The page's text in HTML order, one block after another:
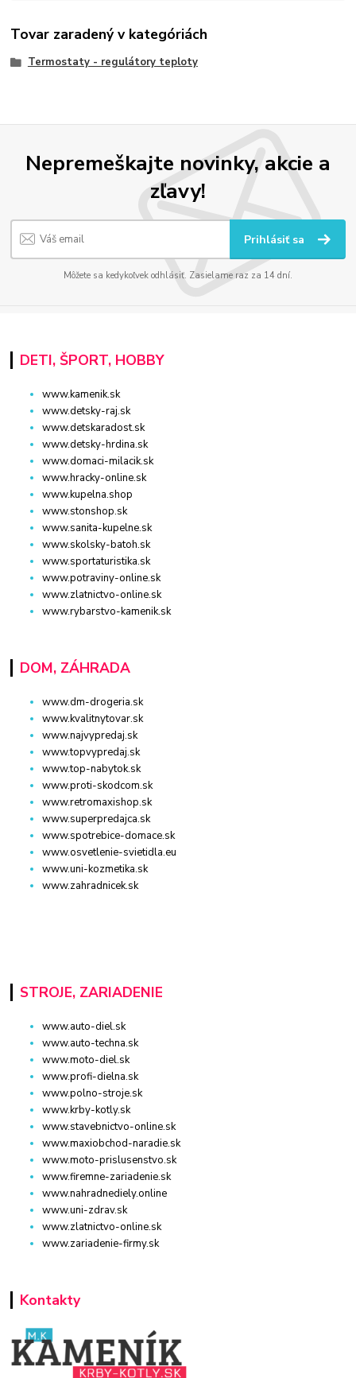
Tovar zaradený v kategóriách
Termostaty - regulátory teploty
Nepremeškajte novinky, akcie a
zľavy!
Prihlásiť sa
Môžete sa kedykoľvek odhlásiť. Zasielame raz za 14 dní.
DETI, ŠPORT, HOBBY
www.kamenik.sk
www.detsky-raj.sk
www.detskaradost.sk
www.detsky-hrdina.sk
www.domaci-milacik.sk
www.hracky-online.sk
www.kupelna.shop
www.stonshop.sk
www.sanita-kupelne.sk
www.skolsky-batoh.sk
www.sportaturistika.sk
www.potraviny-online.sk
www.zlatnictvo-online.sk
www.rybarstvo-kamenik.sk
DOM, ZÁHRADA
www.dm-drogeria.sk
www.kvalitnytovar.sk
www.najvypredaj.sk
www.topvypredaj.sk
www.top-nabytok.sk
www.proti-skodcom.sk
www.retromaxishop.sk
www.superpredajca.sk
www.spotrebice-domace.sk
www.osvetlenie-svietidla.eu
www.uni-kozmetika.sk
www.zahradnicek.sk
STROJE, ZARIADENIE
www.auto-diel.sk
www.auto-techna.sk
www.moto-diel.sk
www.profi-dielna.sk
www.polno-stroje.sk
www.krby-kotly.sk
www.stavebnictvo-online.sk
www.maxiobchod-naradie.sk
www.moto-prislusenstvo.sk
www.firemne-zariadenie.sk
www.nahradnediely.online
www.uni-zdrav.sk
www.zlatnictvo-online.sk
www.zariadenie-firmy.sk
Kontakty